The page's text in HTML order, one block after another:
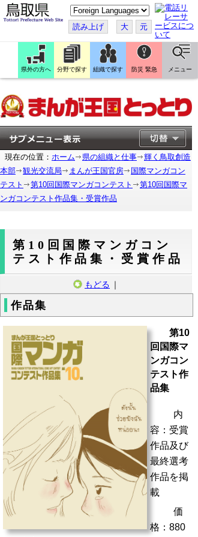
こ
の
ペ
ー
ジ
を
翻
訳
す
読み上げ 大 元
県外の方へ 分野で探す 組織で探す 防災 緊急 メニュー
現在の位置： ホーム 県の組織と仕事
輝く鳥取創造
本部
観光交流局 まんが王国官房
国際マンガコン
テスト
第10回国際マンガコンテスト
第10回国際マ
ンガコンテスト作品集・受賞作品
第10回国際マンガコン
テスト作品集・受賞作品
もどる ｜
作品集
第10
回国際マ
ンガコン
テスト作
品集
内
容：受賞
作品及び
最終選考
作品を掲
載
価
格：880